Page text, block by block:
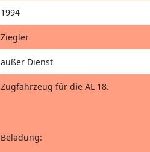
1994
Ziegler
außer Dienst
Zugfahrzeug für die AL 18.
Beladung: